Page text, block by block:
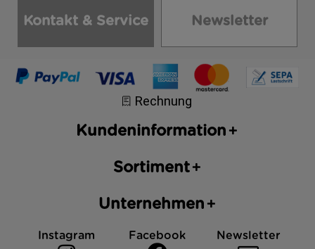
Kontakt & Service Newsletter
Kundeninformation
Sortiment
Unternehmen
Instagram Facebook Newsletter